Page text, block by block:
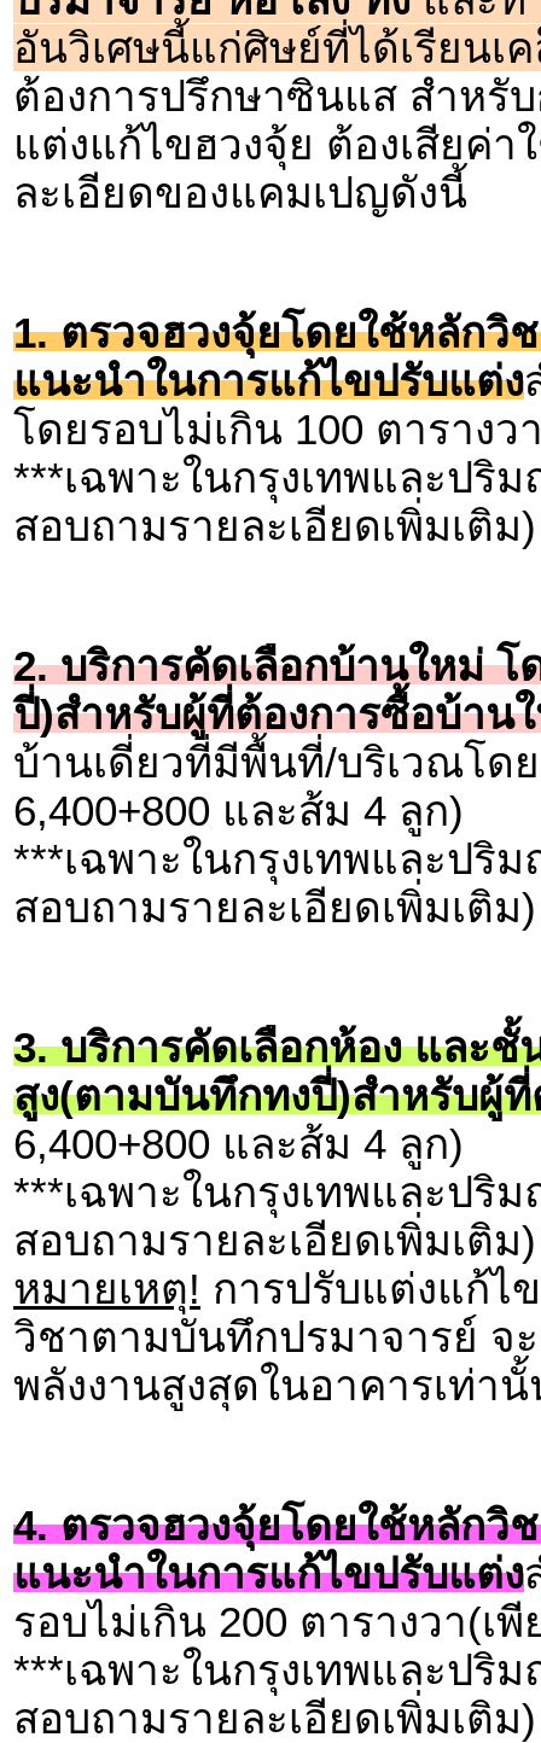
อันวิเศษนี้แก่ศิษย์ที่ได้เรียนเ
ต้องการปรึกษาซินแส สำหรั
แต่งแก้ไขฮวงจุ้ย ต้องเสียค่า
ละเอียดของแคมเปญดังนี้
1. ตรวจฮวงจุ้ยโดยใช้หลัก
แนะนำในการแก้ไขปรับแต่ง
โดยรอบไม่เกิน 100 ตารางว
***เฉพาะในกรุงเทพและป
สอบถามรายละเอียดเพิ่มเติม)
2. บริการคัดเลือกบ้านใหม่
ปี่)สำหรับผู้ที่ต้องการซื้อบ้าน
บ้านเดี่ยวที่มีพื้นที่/บริเวณโดย
6,400+800 และส้ม 4 ลูก)
***เฉพาะในกรุงเทพและป
สอบถามรายละเอียดเพิ่มเติม)
3. บริการคัดเลือกห้อง และ
สูง(ตามบันทึกทงปี่)สำหรับผู้
6,400+800 และส้ม 4 ลูก)
***เฉพาะในกรุงเทพและป
สอบถามรายละเอียดเพิ่มเติม)
หมายเหตุ! การปรับแต่งแก้ไ
วิชาตามบันทึกปรมาจารย์ จ
พลังงานสูงสุดในอาคารเท่า
4. ตรวจฮวงจุ้ยโดยใช้หลัก
แนะนำในการแก้ไขปรับแต่ง
รอบไม่เกิน 200 ตารางวา(เ
***เฉพาะในกรุงเทพและป
สอบถามรายละเอียดเพิ่มเติม)